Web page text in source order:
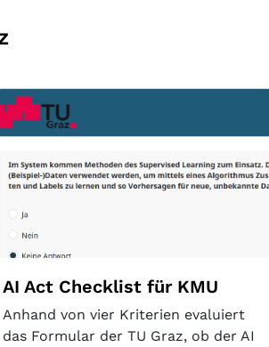
AI Act Checklist für KMU
Anhand von vier Kriterien evaluiert
das Formular der TU Graz, ob der AI